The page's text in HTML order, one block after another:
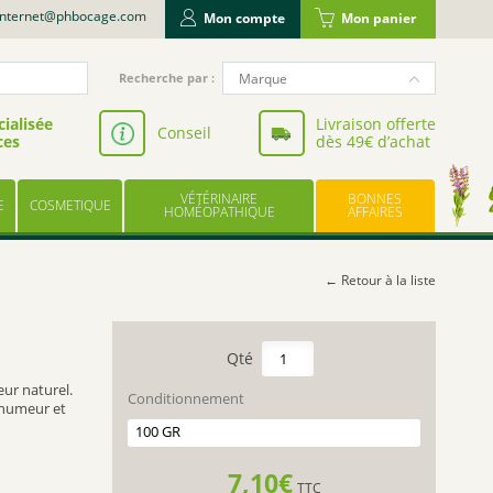
Mon compte Mon panier
Recherche
pour
Recherche par : Marque
NUTERGIA
VALBIOTIS
BODYGUARD
LABORATOIRE LESCUYER
OWARI
EFFINOV NUTRITION
ARAGAN
COOPER
BAYER
LES TROIS CHÊNES
Conseil
Livraison offerte
dès 49€ d’achat
COSMETIQUE VÉTÉRINAIRE
HOMÉOPATHIQUE
BONNES
AFFAIRES
← Retour à la liste
naturel.
et
Conditionnement
7,10€ TTC
quantité
de
TISANE
VRAC